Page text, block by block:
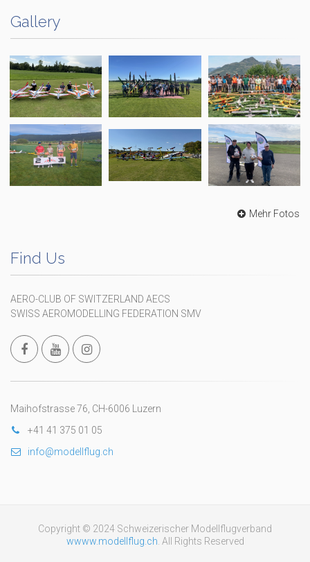
Gallery
Mehr Fotos
Find Us
AERO-CLUB OF SWITZERLAND AECS
SWISS AEROMODELLING FEDERATION SMV
Maihofstrasse 76, CH-6006 Luzern
+41 41 375 01 05
info@modellflug.ch
Copyright © 2024 Schweizerischer Modellflugverband
wwww.modellflug.ch . All Rights Reserved